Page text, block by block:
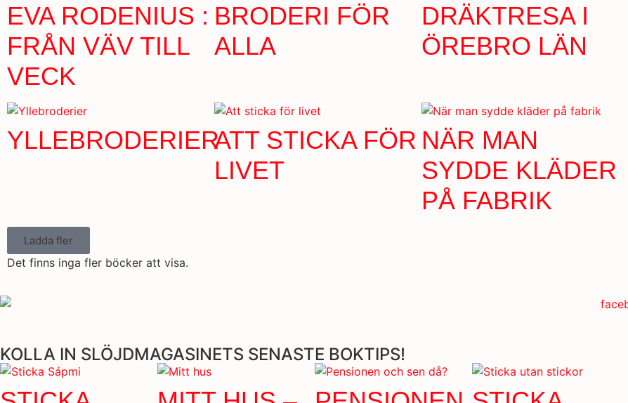
EVA RODENIUS :
FRÅN VÄV TILL
VECK
BRODERI FÖR
ALLA
DRÄKTRESA I
ÖREBRO LÄN
YLLEBRODERIERATT STICKA FÖR
LIVET
NÄR MAN
SYDDE KLÄDER
PÅ FABRIK
Ladda fler
Det finns inga fler böcker att visa.
KOLLA IN SLÖJDMAGASINETS SENASTE BOKTIPS!